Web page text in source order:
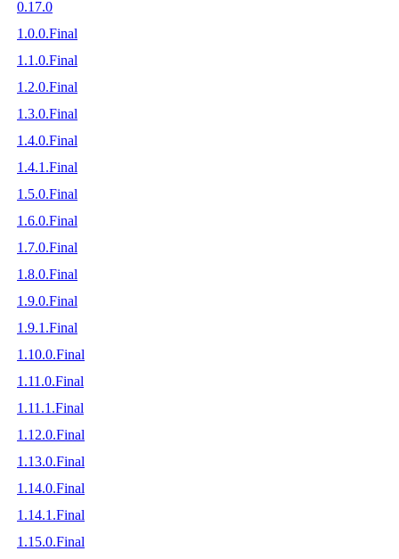
0.17.0
1.0.0.Final
1.1.0.Final
1.2.0.Final
1.3.0.Final
1.4.0.Final
1.4.1.Final
1.5.0.Final
1.6.0.Final
1.7.0.Final
1.8.0.Final
1.9.0.Final
1.9.1.Final
1.10.0.Final
1.11.0.Final
1.11.1.Final
1.12.0.Final
1.13.0.Final
1.14.0.Final
1.14.1.Final
1.15.0.Final